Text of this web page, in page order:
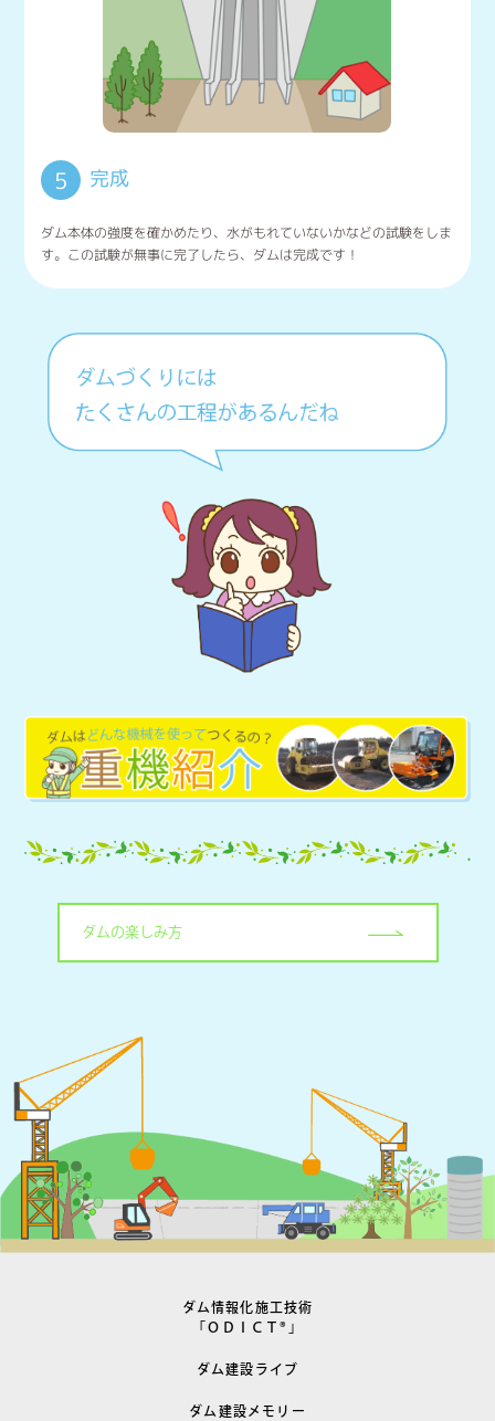
5 完成
ダム本体の強度を確かめたり、水がもれていないかなどの試験をしま
す。この試験が無事に完了したら、ダムは完成です！
ダムの楽しみ方
ダム情報化施工技術
「ＯＤＩＣＴ® 」
ダム建設ライブ
ダム建設メモリー